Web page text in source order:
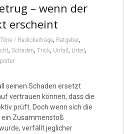
– wenn der
erscheint
/ Radiobeiträge, Ratgeber,
, Schaden, Trick, Unfall , Urteil ,
seinen Schaden ersetzt
vertrauen können, dass die
prüft. Doch wenn sich die
ein Zusammenstoß
verfällt jeglicher